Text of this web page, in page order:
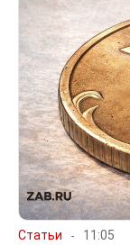
Статьи 11:05